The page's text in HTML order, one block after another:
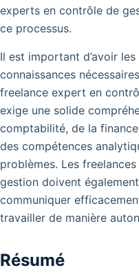
experts en contrôle de
ce processus.
Il est important d’avoir
connaissances
freelance expert en
exige une solide
comptabilité, de la
des compétences
problèmes. Les
gestion doivent
communiquer
travailler de manière
Résumé